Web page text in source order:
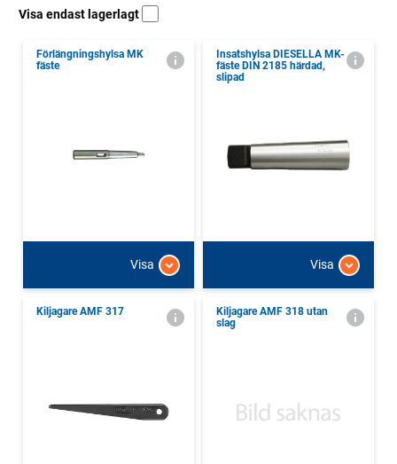
Visa endast lagerlagt
Förlängningshylsa MK
fäste
Visa
Insatshylsa DIESELLA MK-
fäste DIN 2185 härdad,
slipad
Visa
Kiljagare AMF 317
Kiljagare AMF 318 utan
slag